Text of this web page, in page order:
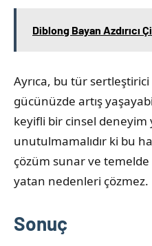
Diblong Bayan Azdırıcı
Ayrıca, bu tür
gücünüzde artış
keyifli bir cinsel deneyim
unutulmamalıdır ki bu
çözüm sunar ve temelde
yatan nedenleri çözmez.
Sonuç